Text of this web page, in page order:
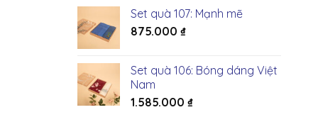
là:
tại
Set quà 107: Mạnh mẽ
875.000 ₫
Set quà 106: Bóng dáng Việt
Nam
1.585.000 ₫